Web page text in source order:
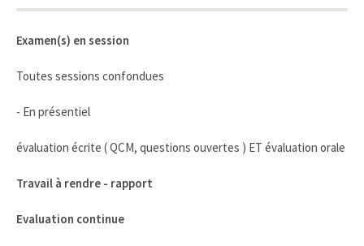
Examen(s) en session
Toutes sessions confondues
- En présentiel
évaluation écrite ( QCM, questions ouvertes ) ET évaluation orale
Travail à rendre - rapport
Evaluation continue